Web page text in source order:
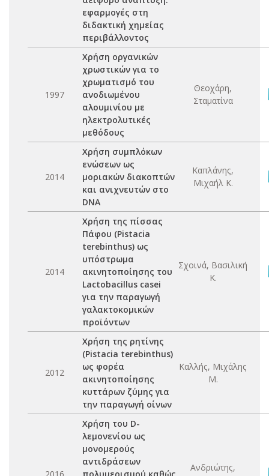
εφαρμογές στη
διδακτική χημείας
περιβάλλοντος
1997
Χρήση οργανικών
χρωστικών για το
χρωματισμό του
ανοδιωμένου
αλουμινίου με
ηλεκτρολυτικές
μεθόδους
Θεοχάρη,
Σταματίνα
2014
Χρήση συμπλόκων
ενώσεων ως
μοριακών διακοπτών
και ανιχνευτών στο
DNA
Καπλάνης,
Μιχαήλ Κ.
2014
Χρήση της πίσσας
Πάφου (Pistacia
terebinthus) ως
υπόστρωμα
ακινητοποίησης του
Lactobacillus casei
για την παραγωγή
γαλακτοκομικών
προϊόντων
Σχοινά, Βασιλική
Κ.
2012
Χρήση της ρητίνης
(Pistacia terebinthus)
ως φορέα
ακινητοποίησης
κυττάρων ζύμης για
την παραγωγή οίνων
Καλλής, Μιχάλης
Μ.
Χρήση του D-
λεμονενίου ως
μονομερούς
αντιδράσεων
Ανδριώτης,